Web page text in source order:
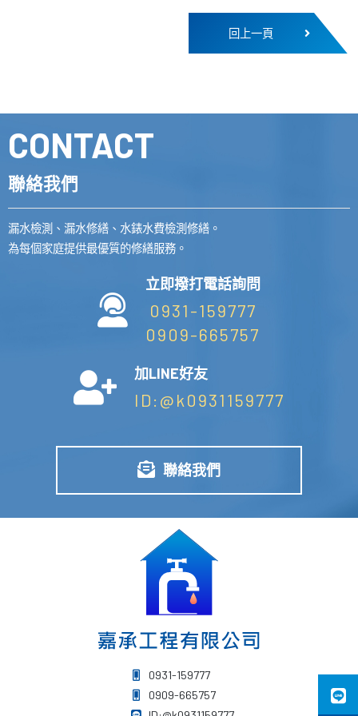
回上一頁
CONTACT
聯絡我們
漏水檢測、漏水修繕、水錶水費檢測修繕。
為每個家庭提供最優質的修繕服務。
立即撥打電話詢問
0931-159777
0909-665757
加LINE好友
ID:@k0931159777
聯絡我們
0931-159777
0909-665757